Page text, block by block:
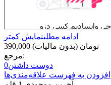
ادامه مطلبنمایش کمتر
390,000 تومان (بدون مالیات)
مرجع:
دوست داشتن0
افزودن به فهرست علاقه‌مندی‌ها